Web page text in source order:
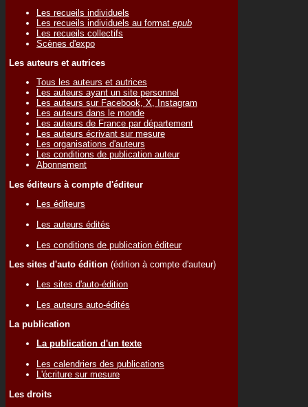
Les recueils individuels
Les recueils individuels au format epub
Les recueils collectifs
Scènes d'expo
Les auteurs et autrices
Tous les auteurs et autrices
Les auteurs ayant un site personnel
Les auteurs sur Facebook, X, Instagram
Les auteurs dans le monde
Les auteurs de France par département
Les auteurs écrivant sur mesure
Les organisations d'auteurs
Les conditions de publication auteur
Abonnement
Les éditeurs à compte d'éditeur
Les éditeurs
Les auteurs édités
Les conditions de publication éditeur
Les sites d'auto édition (édition à compte d'auteur)
Les sites d'auto-édition
Les auteurs auto-édités
La publication
La publication d'un texte
Les calendriers des publications
L'écriture sur mesure
Les droits